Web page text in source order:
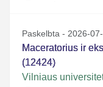
Paskelbta - 2026-
Maceratorius ir
(12424)
Vilniaus